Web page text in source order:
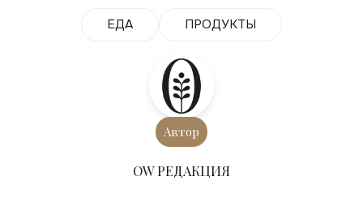
ЕДА ПРОДУКТЫ
Автор
ОW РЕДАКЦИЯ